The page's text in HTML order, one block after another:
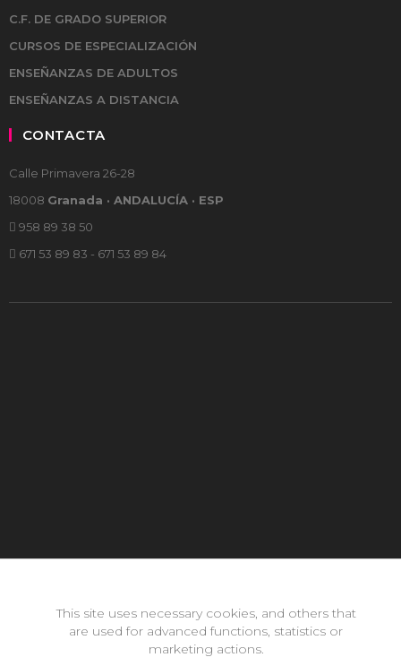
This site uses necessary cookies, and others that
are used for advanced functions, statistics or
marketing actions.
C.F. DE GRADO SUPERIOR
CURSOS DE ESPECIALIZACIÓN
ENSEÑANZAS DE ADULTOS
ENSEÑANZAS A DISTANCIA
CONTACTA
Calle Primavera 26-28
18008 Granada · ANDALUCÍA · ESP
958 89 38 50
671 53 89 83 - 671 53 89 84
Copyright © 2026 neomode - IES Zaidín Vergeles - Granada -